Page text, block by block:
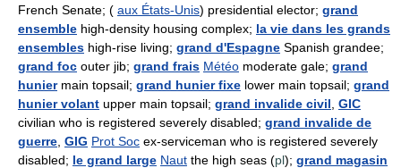
French Senate; ( aux États-Unis) presidential elector; grand
ensemble high-density housing complex; la vie dans les grands
ensembles high-rise living; grand d'Espagne Spanish grandee;
grand foc outer jib; grand frais Météo moderate gale; grand
huniermain topsail; grand hunier fixe lower main topsail; grand
hunier volant upper main topsail; grand invalide civil GIC
civilian who is registered severely disabled; grand invalide de
guerre GIG Prot Soc ex-serviceman who is registered severely
disabled; le grand large Naut the high seas (pl); grand magasin